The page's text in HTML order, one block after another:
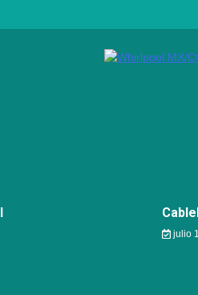
julio